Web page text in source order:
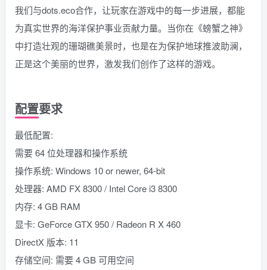
我们与dots.eco合作，让玩家在游戏中的每一步进展，都能
为真实世界的海洋保护事业贡献力量。当你在《螃蟹之神》
中打造壮观的珊瑚礁美景时，也是在为保护地球推波助澜，
正是这个美丽的世界，激发我们创作了这样的游戏。
配置要求
最低配置:
需要 64 位处理器和操作系统
操作系统: Windows 10 or newer, 64-bit
处理器: AMD FX 8300 / Intel Core i3 8300
内存: 4 GB RAM
显卡: GeForce GTX 950 / Radeon R X 460
DirectX 版本: 11
存储空间: 需要 4 GB 可用空间